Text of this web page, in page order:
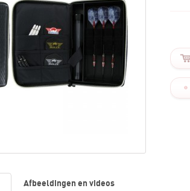
Afbeeldingen en videos